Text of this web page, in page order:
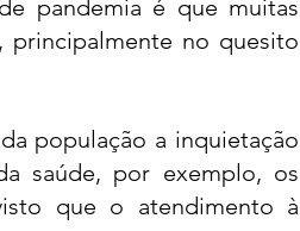
pandemia é que muitas
principalmente no quesito
população a inquietação
saúde, por exemplo, os
que o atendimento à